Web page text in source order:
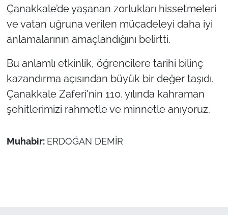
Çanakkale’de yaşanan zorlukları hissetmeleri
ve vatan uğruna verilen mücadeleyi daha iyi
anlamalarının amaçlandığını belirtti.
Bu anlamlı etkinlik, öğrencilere tarihi bilinç
kazandırma açısından büyük bir değer taşıdı.
Çanakkale Zaferi'nin 110. yılında kahraman
şehitlerimizi rahmetle ve minnetle anıyoruz.
Muhabir: ERDOĞAN DEMİR